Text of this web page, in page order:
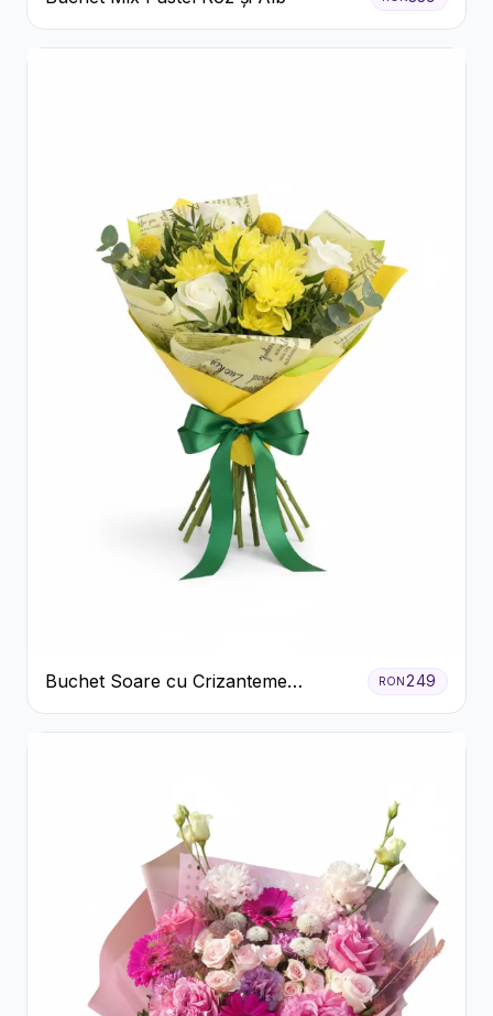
Buchet Soare cu Crizanteme
Galbene și Trandafiri Albi
RON249